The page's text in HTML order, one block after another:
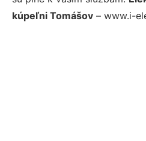
kúpeľni Tomášov – www.i-